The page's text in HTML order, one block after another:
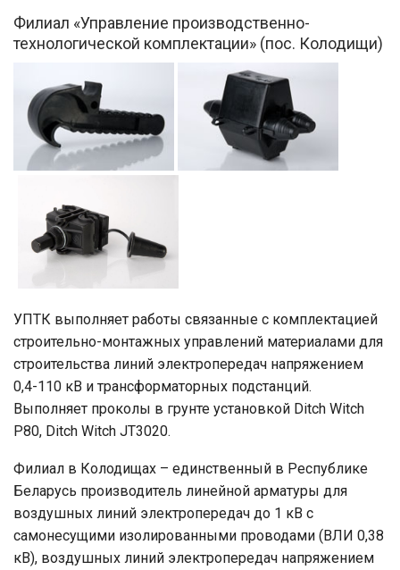
Филиал «Управление производственно-
технологической комплектации» (пос. Колодищи)
УПТК выполняет работы связанные с комплектацией
строительно-монтажных управлений материалами для
строительства линий электропередач напряжением
0,4-110 кВ и трансформаторных подстанций.
Выполняет проколы в грунте установкой Ditch Witch
P80, Ditch Witch JT3020.
Филиал в Колодищах – единственный в Республике
Беларусь производитель линейной арматуры для
воздушных линий электропередач до 1 кВ с
самонесущими изолированными проводами (ВЛИ 0,38
кВ), воздушных линий электропередач напряжением